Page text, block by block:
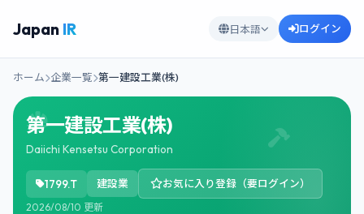
Japan IR 日本語 ログイン
ホーム 企業一覧 第一建設工業(株)
第一建設工業(株)
Daiichi Kensetsu Corporation
1799.T 建設業 お気に入り登録（要ログイン）
2026/08/10 更新